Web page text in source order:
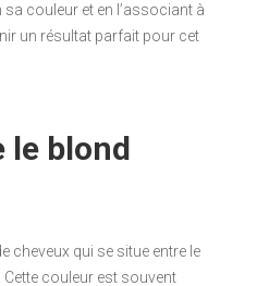
sa couleur et en l’associant à
un résultat parfait pour cet
le blond
cheveux qui se situe entre le
couleur est souvent